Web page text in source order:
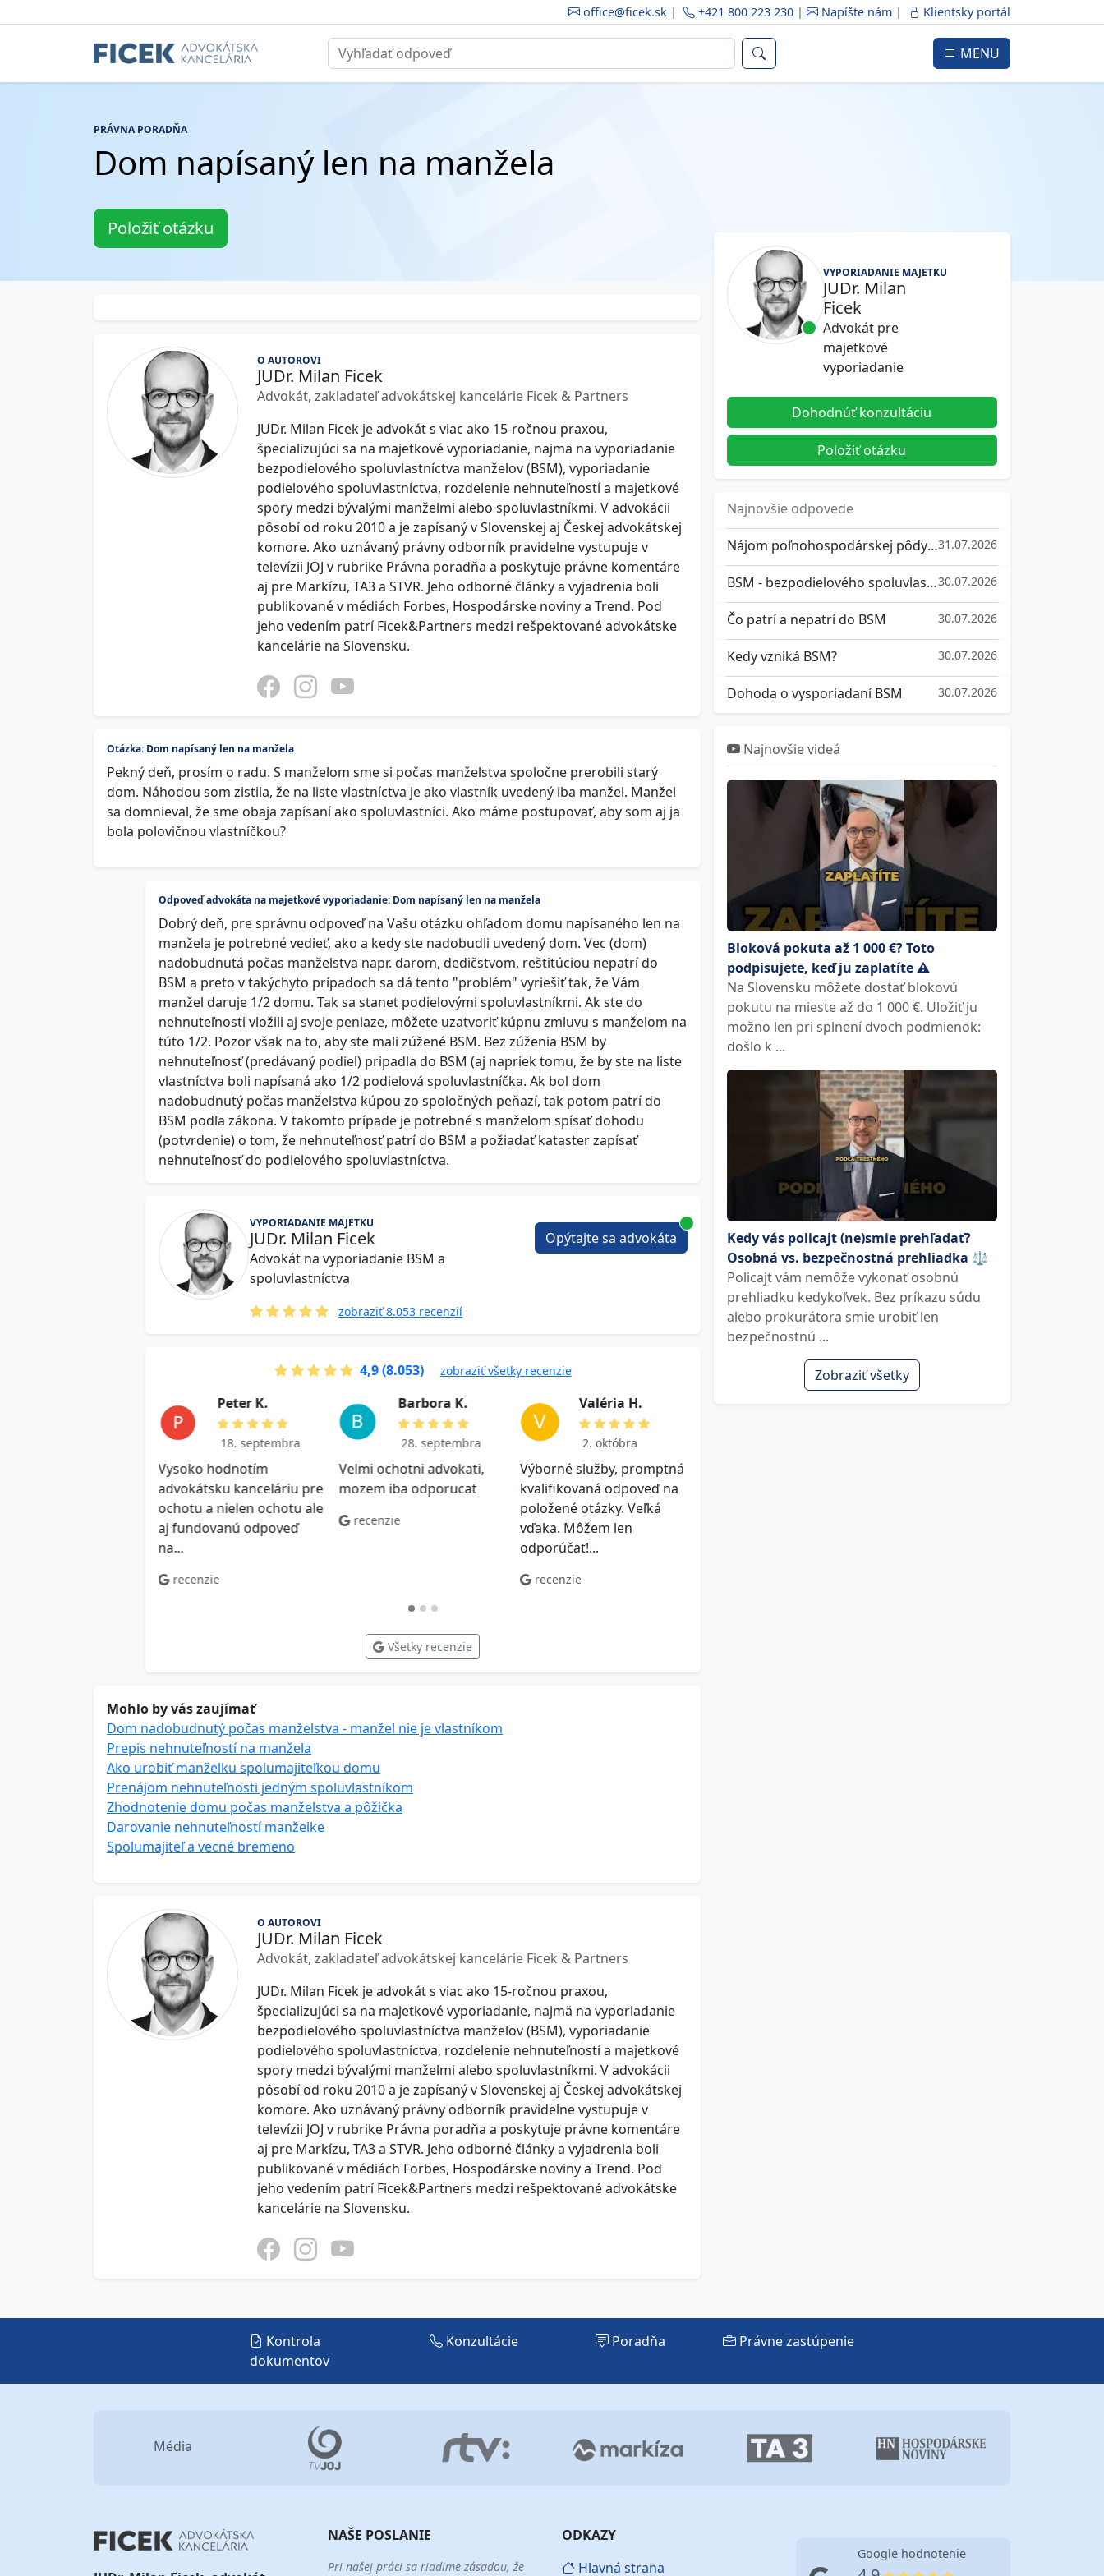
office@ficek.sk | +421 800 223 230 | Napíšte nám | Klientsky portál
MENU
PRÁVNA PORADŇA
Dom napísaný len na manžela
Položiť otázku
O AUTOROVI
JUDr. Milan Ficek
Advokát, zakladateľ advokátskej kancelárie Ficek & Partners
JUDr. Milan Ficek je advokát s viac ako 15-ročnou praxou,
špecializujúci sa na majetkové vyporiadanie, najmä na vyporiadanie
bezpodielového spoluvlastníctva manželov (BSM), vyporiadanie
podielového spoluvlastníctva, rozdelenie nehnuteľností a majetkové
spory medzi bývalými manželmi alebo spoluvlastníkmi. V advokácii
pôsobí od roku 2010 a je zapísaný v Slovenskej aj Českej advokátskej
komore. Ako uznávaný právny odborník pravidelne vystupuje v
televízii JOJ v rubrike Právna poradňa a poskytuje právne komentáre
aj pre Markízu, TA3 a STVR. Jeho odborné články a vyjadrenia boli
publikované v médiách Forbes, Hospodárske noviny a Trend. Pod
jeho vedením patrí Ficek&Partners medzi rešpektované advokátske
kancelárie na Slovensku.
Otázka: Dom napísaný len na manžela
Pekný deň, prosím o radu. S manželom sme si počas manželstva spoločne prerobili starý
dom. Náhodou som zistila, že na liste vlastníctva je ako vlastník uvedený iba manžel. Manžel
sa domnieval, že sme obaja zapísaní ako spoluvlastníci. Ako máme postupovať, aby som aj ja
bola polovičnou vlastníčkou?
Odpoveď advokáta na majetkové vyporiadanie: Dom napísaný len na manžela
Dobrý deň, pre správnu odpoveď na Vašu otázku ohľadom domu napísaného len na
manžela je potrebné vedieť, ako a kedy ste nadobudli uvedený dom. Vec (dom)
nadobudnutá počas manželstva napr. darom, dedičstvom, reštitúciou nepatrí do
BSM a preto v takýchyto prípadoch sa dá tento "problém" vyriešiť tak, že Vám
manžel daruje 1/2 domu. Tak sa stanet podielovými spoluvlastníkmi. Ak ste do
nehnuteľnosti vložili aj svoje peniaze, môžete uzatvoriť kúpnu zmluvu s manželom na
túto 1/2. Pozor však na to, aby ste mali zúžené BSM. Bez zúženia BSM by
nehnuteľnosť (predávaný podiel) pripadla do BSM (aj napriek tomu, že by ste na liste
vlastníctva boli napísaná ako 1/2 podielová spoluvlastníčka. Ak bol dom
nadobudnutý počas manželstva kúpou zo spoločných peňazí, tak potom patrí do
BSM podľa zákona. V takomto prípade je potrebné s manželom spísať dohodu
(potvrdenie) o tom, že nehnuteľnosť patrí do BSM a požiadať kataster zapísať
nehnuteľnosť do podielového spoluvlastníctva.
VYPORIADANIE MAJETKU
JUDr. Milan Ficek
Advokát na vyporiadanie BSM a
spoluvlastníctva
zobraziť 8.053 recenzií
Opýtajte sa advokáta
4,9 (8.053) zobraziť všetky recenzie
P e t e r K.
18. septembra
Vysoko hodnotím
advokátsku kanceláriu pre
ochotu a nielen ochotu ale
aj fundovanú odpoveď
na...
recenzie
B a r b o r a K .
28. septembra
Velmi ochotni advokati,
mozem iba odporucat
recenzie
V a l ér i a H .
2. októbra
Výborné služby, promptná
kvalifikovaná odpoveď na
položené otázky. Veľká
vďaka. Môžem len
odporúčať!...
recenzie
Všetky recenzie
Mohlo by vás zaujímať
Dom nadobudnutý počas manželstva - manžel nie je vlastníkom
Prepis nehnuteľností na manžela
Ako urobiť manželku spolumajiteľkou domu
Prenájom nehnuteľnosti jedným spoluvlastníkom
Zhodnotenie domu počas manželstva a pôžička
Darovanie nehnuteľností manželke
Spolumajiteľ a vecné bremeno
O AUTOROVI
JUDr. Milan Ficek
Advokát, zakladateľ advokátskej kancelárie Ficek & Partners
JUDr. Milan Ficek je advokát s viac ako 15-ročnou praxou,
špecializujúci sa na majetkové vyporiadanie, najmä na vyporiadanie
bezpodielového spoluvlastníctva manželov (BSM), vyporiadanie
podielového spoluvlastníctva, rozdelenie nehnuteľností a majetkové
spory medzi bývalými manželmi alebo spoluvlastníkmi. V advokácii
pôsobí od roku 2010 a je zapísaný v Slovenskej aj Českej advokátskej
komore. Ako uznávaný právny odborník pravidelne vystupuje v
televízii JOJ v rubrike Právna poradňa a poskytuje právne komentáre
aj pre Markízu, TA3 a STVR. Jeho odborné články a vyjadrenia boli
publikované v médiách Forbes, Hospodárske noviny a Trend. Pod
jeho vedením patrí Ficek&Partners medzi rešpektované advokátske
kancelárie na Slovensku.
VYPORIADANIE MAJETKU
JUDr. Milan
Ficek
Advokát pre
majetkové
vyporiadanie
Dohodnúť konzultáciu
Položiť otázku
Najnovšie odpovede
Nájom poľnohospodárskej pôdy od roku 202631.07.2026
BSM - bezpodielového spoluvlastníctva manželov30.07.2026
Čo patrí a nepatrí do BSM 30.07.2026
Kedy vzniká BSM? 30.07.2026
Dohoda o vysporiadaní BSM 30.07.2026
Najnovšie videá
Bloková pokuta až 1 000 €? Toto
podpisujete, keď ju zaplatíte ⚠️
Na Slovensku môžete dostať blokovú
pokutu na mieste až do 1 000 €. Uložiť ju
možno len pri splnení dvoch podmienok:
došlo k ...
Kedy vás policajt (ne)smie prehľadať?
Osobná vs. bezpečnostná prehliadka ⚖️
Policajt vám nemôže vykonať osobnú
prehliadku kedykoľvek. Bez príkazu súdu
alebo prokurátora smie urobiť len
bezpečnostnú ...
Zobraziť všetky
Kontrola
dokumentov
Konzultácie Poradňa Právne zastúpenie
Média
NAŠE POSLANIE
Pri našej práci sa riadime zásadou, že
ODKAZY
Hlavná strana
Google hodnotenie